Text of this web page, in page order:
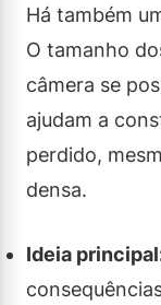
Há também
O tamanho
câmera se
ajudam a
perdido,
densa.
Ideia